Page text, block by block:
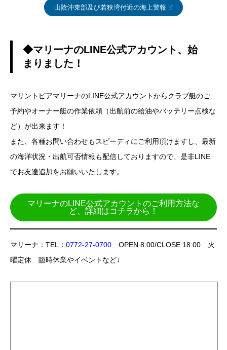
山陰沖東部及び若狭湾付近の海上警報
◆マリーナのLINE公式アカウント、始
まりました！
マリントピアマリーナのLINE公式アカウントからクラブ艇のご
予約やオーナー艇の作業依頼（出航前の給油やバッテリー点検な
ど）が出来ます！
また、各種お問い合わせもスピーディにご利用頂けますし、最新
の海洋状況・出航可否情報も配信しておりますので、是非LINE
でお友達追加をお願いいたします。
マリーナのLINE公式アカウントのご利用方法な
ど、詳細はコチラから！
マリーナ：TEL： 0772-27-0700 OPEN 8:00/CLOSE 18:00 火
曜定休 臨時休業やイベントなど↓